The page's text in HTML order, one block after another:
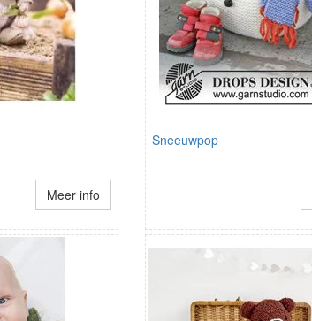
Meer info
Sneeuwpop